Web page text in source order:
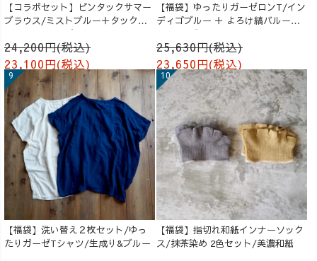
【コラボセット】ピンタックサマー
ブラウス/ミストブルー＋タックバ
ルーンパンツ/グレージュ
24,200円(税込)
23,100円(税込)
【福袋】ゆったりガーゼロンT/イン
ディゴブルー ＋ よろけ縞バルーン
パンツ/グレー
25,630円(税込)
23,650円(税込)
【福袋】洗い替え２枚セット/ゆっ
たりガーゼTシャツ/生成り&ブルー
【福袋】指切れ和紙インナーソック
ス/抹茶染め 2色セット/美濃和紙